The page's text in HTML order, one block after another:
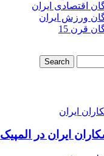
اقتصادی ایران
ورزش ایران
قرن 15
ایران در المپیک